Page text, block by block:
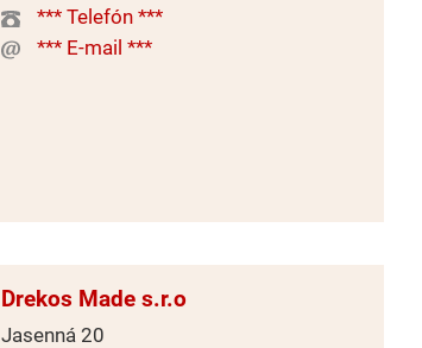
*** Telefón ***
*** E-mail ***
Drekos Made s.r.o
Jasenná 20